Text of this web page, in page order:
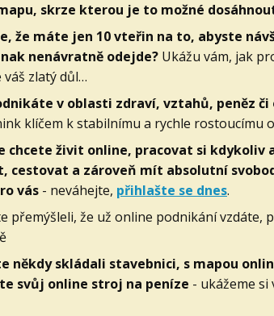
skrze kterou je to možné
že máte jen 10 vteřin na to, abyste
nenávratně odejde? Ukážu vám, jak
váš zlatý důl…
v oblasti zdraví, vztahů, peněz či
klíčem k stabilnímu a rychle rostoucímu
chcete živit online, pracovat si kdykoliv
cestovat a zároveň mít absolutní
vás - neváhejte, přihlašte se dnes.
přemýšleli, že už online podnikání vzdáte,
někdy skládali stavebnici, s mapou
svůj online stroj na peníze - ukážeme si